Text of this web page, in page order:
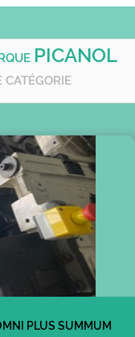
PICANOL
CATÉGORIE
PLUS SUMMUM